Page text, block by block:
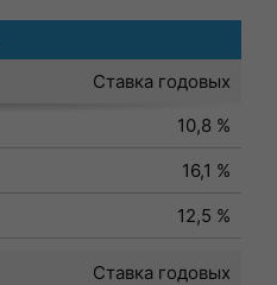
Ставка годовых
10,8 %
16,1 %
12,5 %
Ставка годовых